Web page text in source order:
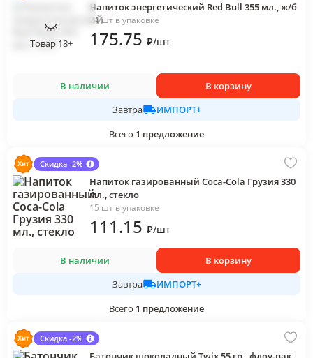
Товар 18+
Напиток энергетический Red Bull 355 мл., ж/б
24 шт в упаковке
175.75 ₽/шт
В наличии
В корзину
Завтра
ИМПОРТ+
Всего 1 предложение
Скидка -2%
Напиток газированный Coca-Cola Грузия 330
мл., стекло
15 шт в упаковке
111.15 ₽/шт
В наличии
В корзину
Завтра
ИМПОРТ+
Всего 1 предложение
Скидка -2%